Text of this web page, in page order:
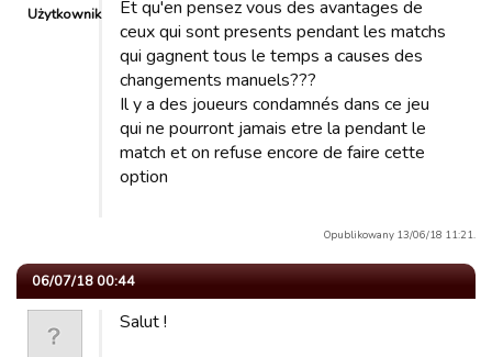
Użytkownik
Et qu'en pensez vous des avantages de
ceux qui sont presents pendant les matchs
qui gagnent tous le temps a causes des
changements manuels???
Il y a des joueurs condamnés dans ce jeu
qui ne pourront jamais etre la pendant le
match et on refuse encore de faire cette
option
Opublikowany 13/06/18 11:21.
06/07/18 00:44
Salut !